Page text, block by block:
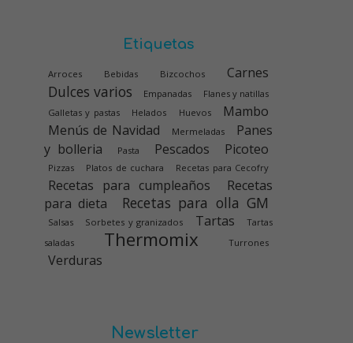
Etiquetas
Arroces Bebidas Bizcochos Carnes
Dulces varios Empanadas
Flanes y natillas
Galletas y pastas
Helados Huevos
Mambo
Menús de Navidad
Mermeladas
Panes
y bolleria
Pasta Pescados Picoteo
Pizzas Platos de cuchara Recetas para Cecofry
Recetas para cumpleaños
Recetas
para dieta
Recetas para olla GM
Salsas Sorbetes y granizados Tartas
Tartas
saladas
Thermomix Turrones
Verduras
Newsletter